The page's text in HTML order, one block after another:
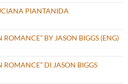
PIANTANIDA
BY JASON BIGGS (ENG)
DI JASON BIGGS